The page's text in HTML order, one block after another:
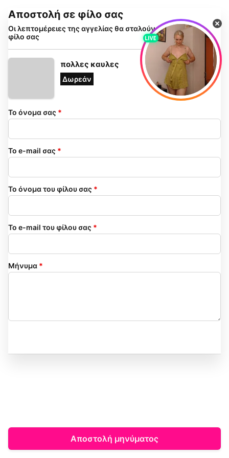
Αποστολή σε φίλο σας
Οι λεπτομέρειες της αγγελίας θα σταλούν με email στον
φίλο σας
πολλες καυλες
Δωρεάν
Το όνομα σας *
Το e-mail σας *
Το όνομα του φίλου σας *
Το e-mail του φίλου σας *
Μήνυμα *
Αποστολή μηνύματος